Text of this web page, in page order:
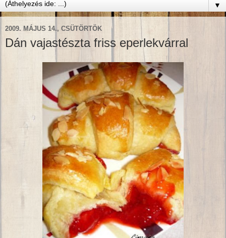
▼
2009. MÁJUS 14., CSÜTÖRTÖK
Dán vajastészta friss eperlekvárral